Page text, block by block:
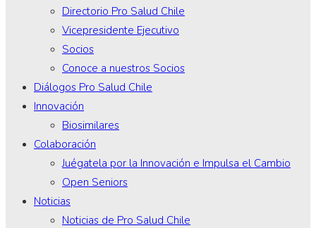
Directorio Pro Salud Chile
Vicepresidente Ejecutivo
Socios
Conoce a nuestros Socios
Diálogos Pro Salud Chile
Innovación
Biosimilares
Colaboración
Juégatela por la Innovación e Impulsa el Cambio
Open Seniors
Noticias
Noticias de Pro Salud Chile